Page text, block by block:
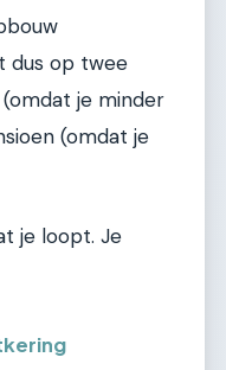
dus op twee
je minder
(omdat je
je loopt. Je